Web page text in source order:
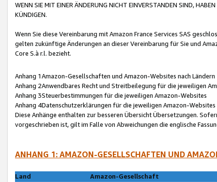
WENN SIE MIT EINER ÄNDERUNG NICHT EINVERSTANDEN SIND,
KÜNDIGEN.
Wenn Sie diese Vereinbarung mit Amazon France Services SAS
gelten zukünftige Änderungen an dieser Vereinbarung für Sie und
Core S.à r.l. bezieht.
Anhang 1Amazon-Gesellschaften und Amazon-Websites nach Ländern
Anhang 2Anwendbares Recht und Streitbeilegung für die jeweiligen
Anhang 3Steuerbestimmungen für die jeweiligen Amazon-Websites
Anhang 4Datenschutzerklärungen für die jeweiligen Amazon-Websites
Diese Anhänge enthalten zur besseren Übersicht Übersetzungen.
vorgeschrieben ist, gilt im Falle von Abweichungen die englische
ANHANG 1: AMAZON-GESELLSCHAFTEN UND
Land
Amazon-Gesellschaft